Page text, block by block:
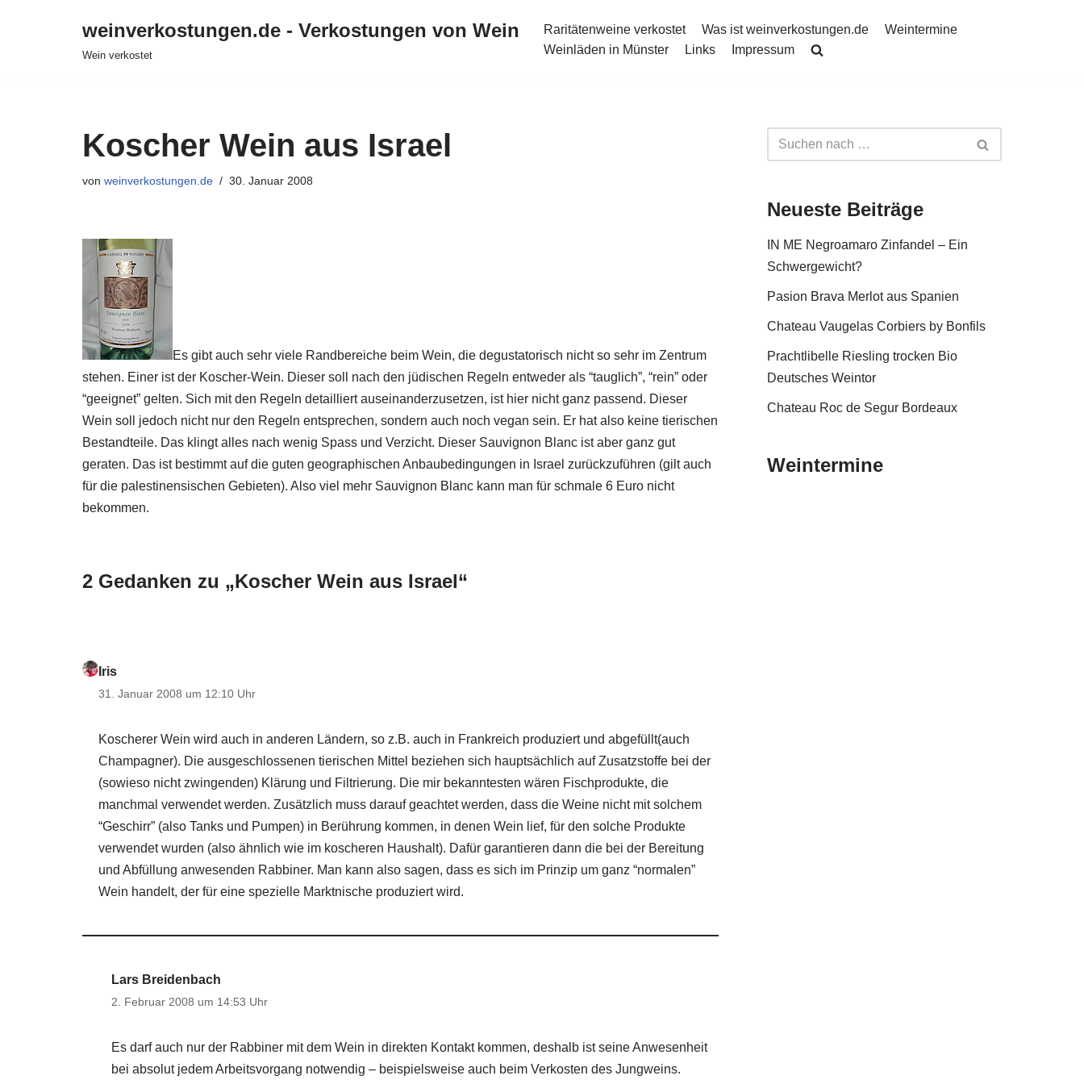
weinverkostungen.de - Verkostungen von Wein
Wein verkostet
Raritätenweine verkostet Was ist weinverkostungen.de
Weintermine
Weinläden in Münster
Links Impressum
Koscher Wein aus Israel
von weinverkostungen.de 30. Januar 2008
Es gibt auch sehr viele Randbereiche beim Wein, die degustatorisch nicht so sehr im Zentrum
stehen. Einer ist der Koscher-Wein. Dieser soll nach den jüdischen Regeln entweder als “tauglich”, “rein” oder
“geeignet” gelten. Sich mit den Regeln detailliert auseinanderzusetzen, ist hier nicht ganz passend. Dieser
Wein soll jedoch nicht nur den Regeln entsprechen, sondern auch noch vegan sein. Er hat also keine tierischen
Bestandteile. Das klingt alles nach wenig Spass und Verzicht. Dieser Sauvignon Blanc ist aber ganz gut
geraten. Das ist bestimmt auf die guten geographischen Anbaubedingungen in Israel zurückzuführen (gilt auch
für die palestinensischen Gebieten). Also viel mehr Sauvignon Blanc kann man für schmale 6 Euro nicht
bekommen.
2 Gedanken zu „Koscher Wein aus Israel“
Iris
31. Januar 2008 um 12:10 Uhr
Koscherer Wein wird auch in anderen Ländern, so z.B. auch in Frankreich produziert und abgefüllt(auch
Champagner). Die ausgeschlossenen tierischen Mittel beziehen sich hauptsächlich auf Zusatzstoffe bei der
(sowieso nicht zwingenden) Klärung und Filtrierung. Die mir bekanntesten wären Fischprodukte, die
manchmal verwendet werden. Zusätzlich muss darauf geachtet werden, dass die Weine nicht mit solchem
“Geschirr” (also Tanks und Pumpen) in Berührung kommen, in denen Wein lief, für den solche Produkte
verwendet wurden (also ähnlich wie im koscheren Haushalt). Dafür garantieren dann die bei der Bereitung
und Abfüllung anwesenden Rabbiner. Man kann also sagen, dass es sich im Prinzip um ganz “normalen”
Wein handelt, der für eine spezielle Marktnische produziert wird.
Lars Breidenbach
2. Februar 2008 um 14:53 Uhr
Es darf auch nur der Rabbiner mit dem Wein in direkten Kontakt kommen, deshalb ist seine Anwesenheit
bei absolut jedem Arbeitsvorgang notwendig – beispielsweise auch beim Verkosten des Jungweins.
Neueste Beiträge
IN ME Negroamaro Zinfandel – Ein
Schwergewicht?
Pasion Brava Merlot aus Spanien
Chateau Vaugelas Corbiers by Bonfils
Prachtlibelle Riesling trocken Bio
Deutsches Weintor
Chateau Roc de Segur Bordeaux
Weintermine